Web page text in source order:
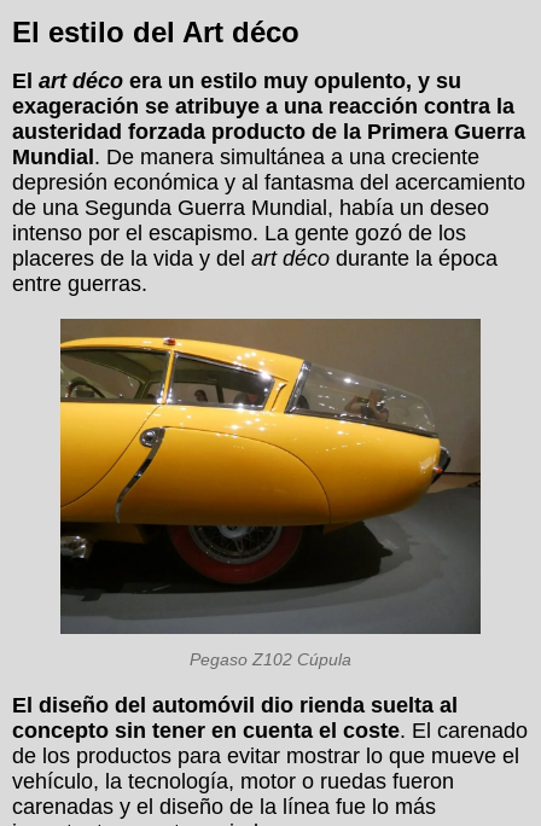
El estilo del Art déco
El art déco era un estilo muy opulento, y su
exageración se atribuye a una reacción contra la
austeridad forzada producto de la Primera Guerra
Mundial . De manera simultánea a una creciente
depresión económica y al fantasma del acercamiento
de una Segunda Guerra Mundial, había un deseo
intenso por el escapismo. La gente gozó de los
placeres de la vida y del art déco durante la época
entre guerras.
Pegaso Z102 Cúpula
El diseño del automóvil dio rienda suelta al
concepto sin tener en cuenta el coste. El carenado
de los productos para evitar mostrar lo que mueve el
vehículo, la tecnología, motor o ruedas fueron
carenadas y el diseño de la línea fue lo más